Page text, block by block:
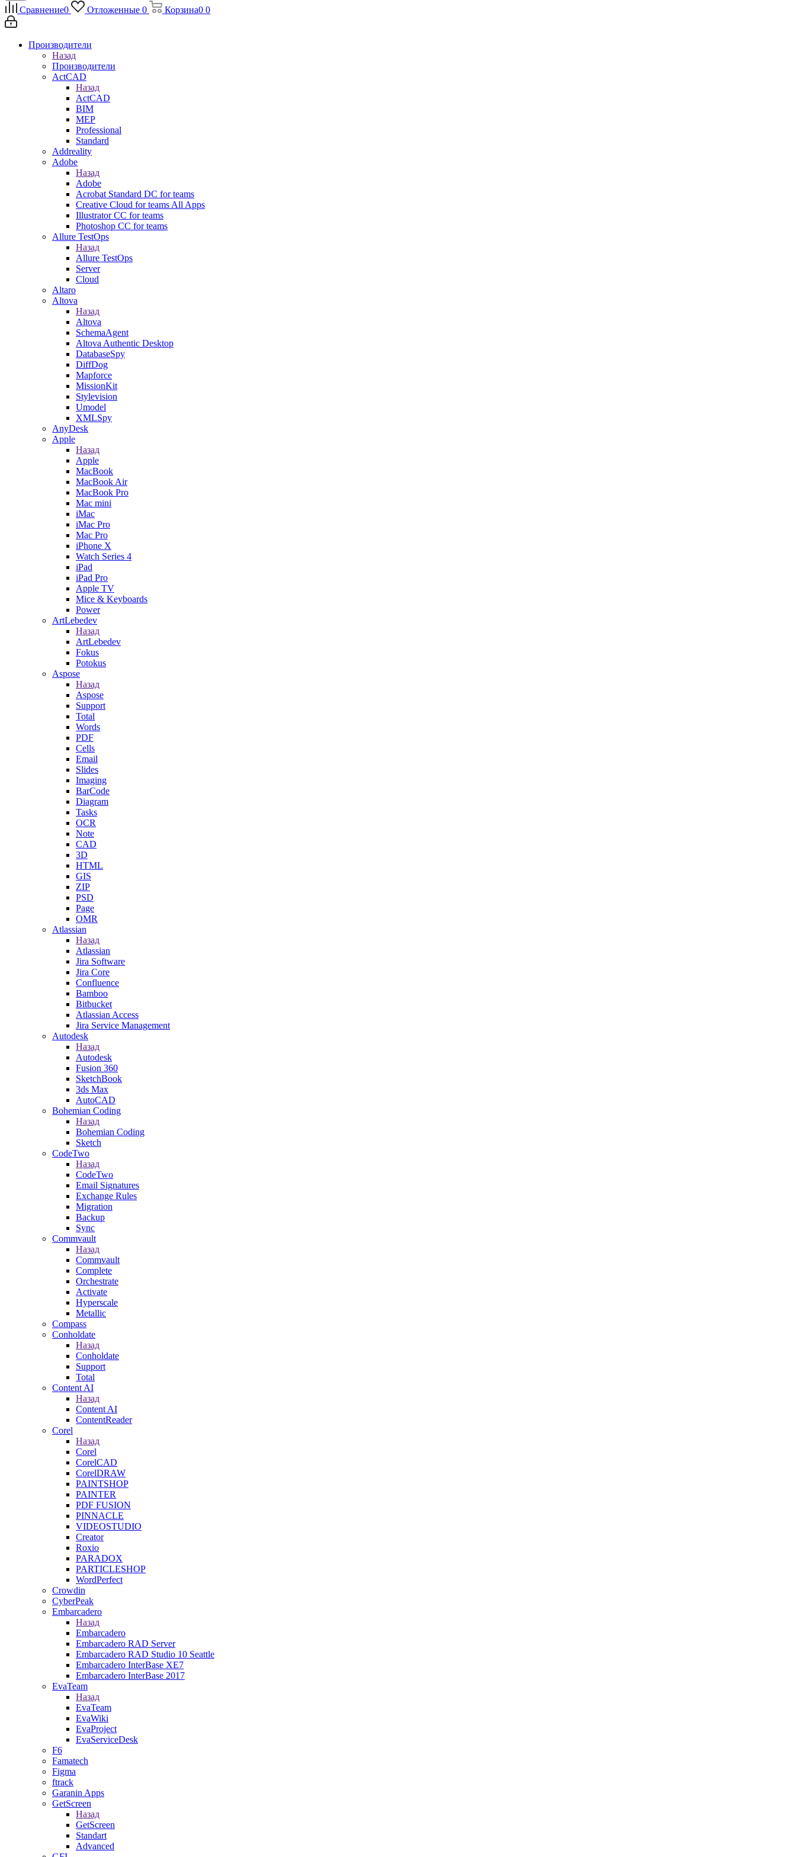
Сравнение0 Отложенные 0 Корзина0 0
Производители
Назад
Производители
ActCAD
Назад
ActCAD
BIM
MEP
Professional
Standard
Addreality
Adobe
Назад
Adobe
Acrobat Standard DC for teams
Creative Cloud for teams All Apps
Illustrator CC for teams
Photoshop CC for teams
Allure TestOps
Назад
Allure TestOps
Server
Cloud
Altaro
Altova
Назад
Altova
SchemaAgent
Altova Authentic Desktop
DatabaseSpy
DiffDog
Mapforce
MissionKit
Stylevision
Umodel
XMLSpy
AnyDesk
Apple
Назад
Apple
MacBook
MacBook Air
MacBook Pro
Mac mini
iMac
iMac Pro
Mac Pro
iPhone X
Watch Series 4
iPad
iPad Pro
Apple TV
Mice & Keyboards
Power
ArtLebedev
Назад
ArtLebedev
Fokus
Potokus
Aspose
Назад
Aspose
Support
Total
Words
PDF
Cells
Email
Slides
Imaging
BarCode
Diagram
Tasks
OCR
Note
CAD
3D
HTML
GIS
ZIP
PSD
Page
OMR
Atlassian
Назад
Atlassian
Jira Software
Jira Core
Confluence
Bamboo
Bitbucket
Atlassian Access
Jira Service Management
Autodesk
Назад
Autodesk
Fusion 360
SketchBook
3ds Max
AutoCAD
Bohemian Coding
Назад
Bohemian Coding
Sketch
CodeTwo
Назад
CodeTwo
Email Signatures
Exchange Rules
Migration
Backup
Sync
Commvault
Назад
Commvault
Complete
Orchestrate
Activate
Hyperscale
Metallic
Compass
Conholdate
Назад
Conholdate
Support
Total
Content AI
Назад
Content AI
ContentReader
Corel
Назад
Corel
CorelCAD
CorelDRAW
PAINTSHOP
PAINTER
PDF FUSION
PINNACLE
VIDEOSTUDIO
Creator
Roxio
PARADOX
PARTICLESHOP
WordPerfect
Crowdin
CyberPeak
Embarcadero
Назад
Embarcadero
Embarcadero RAD Server
Embarcadero RAD Studio 10 Seattle
Embarcadero InterBase XE7
Embarcadero InterBase 2017
EvaTeam
Назад
EvaTeam
EvaWiki
EvaProject
EvaServiceDesk
F6
Famatech
Figma
ftrack
Garanin Apps
GetScreen
Назад
GetScreen
Standart
Advanced